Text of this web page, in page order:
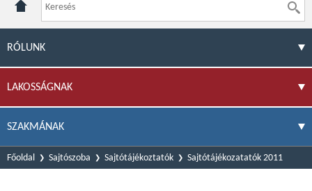
RÓLUNK
LAKOSSÁGNAK
SZAKMÁNAK
Főoldal Sajtószoba Sajtótájékoztatók Sajtótájékozatatók 2011